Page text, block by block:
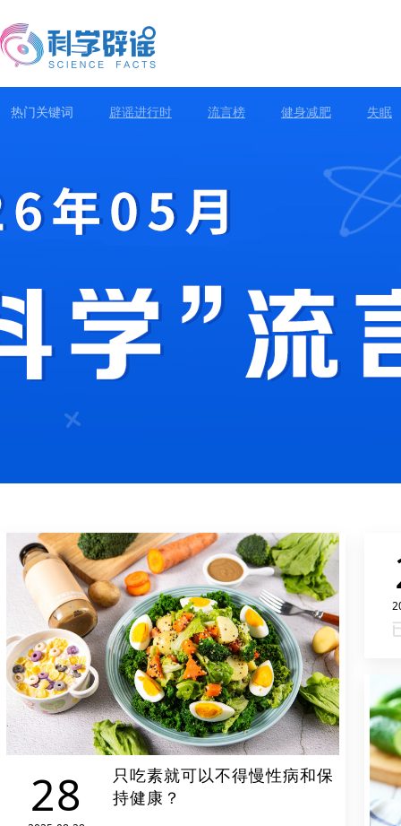
热门关键词 辟谣进行时 流言榜 健身减肥 失眠
28
只吃素就可以不得慢性病和保
持健康？